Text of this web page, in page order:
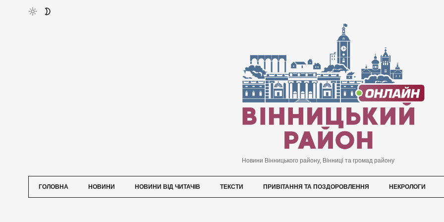
Новини Вінницького району, Вінниці та громад району
ГОЛОВНА НОВИНИ НОВИНИ ВІД ЧИТАЧІВ ТЕКСТИ ПРИВІТАННЯ ТА ПОЗДОРОВЛЕННЯ НЕКРОЛОГИ